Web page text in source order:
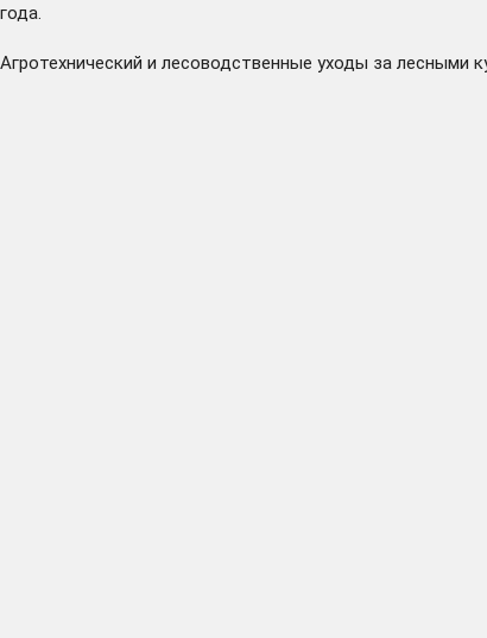
года.
Агротехнический и лесоводственные уходы за лесными